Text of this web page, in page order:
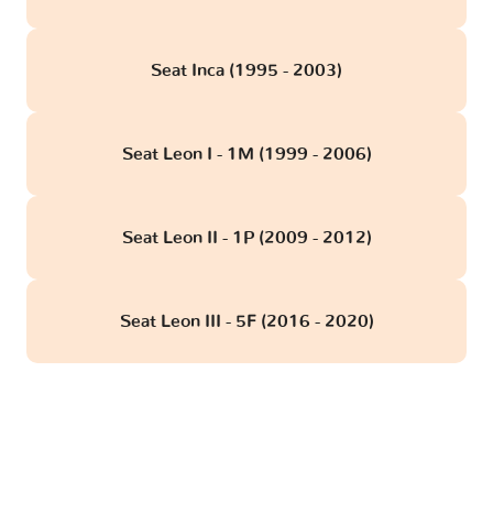
Seat Inca (1995 - 2003)
Seat Leon I - 1M (1999 - 2006)
Seat Leon II - 1P (2009 - 2012)
Seat Leon III - 5F (2016 - 2020)